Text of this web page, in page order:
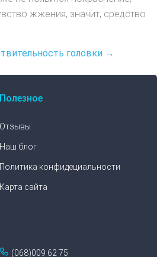
жжения, значит, средство
головки →
Полезное
Отзывы
Наш блог
Политика конфидециальности
Карта сайта
(068)009 62 75